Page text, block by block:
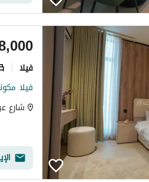
فیلا
فيلا مكونة من 4 غرف نوم
شارع